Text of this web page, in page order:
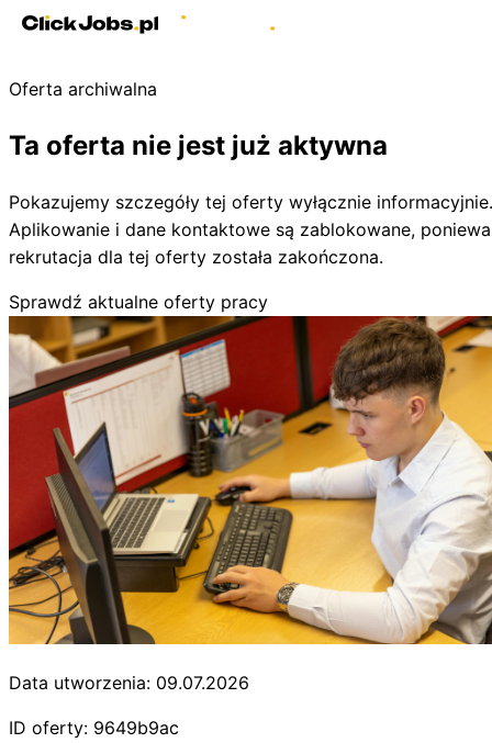
Oferta archiwalna
Ta oferta nie jest już aktywna
Pokazujemy szczegóły tej oferty wyłącznie informacyjnie.
Aplikowanie i dane kontaktowe są zablokowane,
rekrutacja dla tej oferty została zakończona.
Sprawdź aktualne oferty pracy
Data utworzenia: 09.07.2026
ID oferty: 9649b9ac